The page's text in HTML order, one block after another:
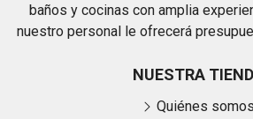
baños y cocinas con amplia
nuestro personal le ofrecerá
NUESTRA
Quiénes somos